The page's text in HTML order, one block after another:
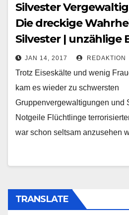
Silvester
Die dreckige
Silvester | unzählige
JAN 14, 2017 REDAKTION
Trotz Eiseskälte und wenig
kam es wieder zu schwersten
Gruppenvergewaltigungen und
Notgeile Flüchtlinge
war schon seltsam anzusehen
TRANSLATE